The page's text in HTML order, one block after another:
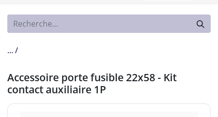
... /
Accessoire porte fusible 22x58 - Kit
contact auxiliaire 1P